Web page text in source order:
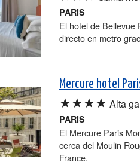
PARIS
El hotel de Bellevue
directo en metro
Mercure hotel
★★★★ Alta
PARIS
El Mercure Paris
cerca del Moulin
France.